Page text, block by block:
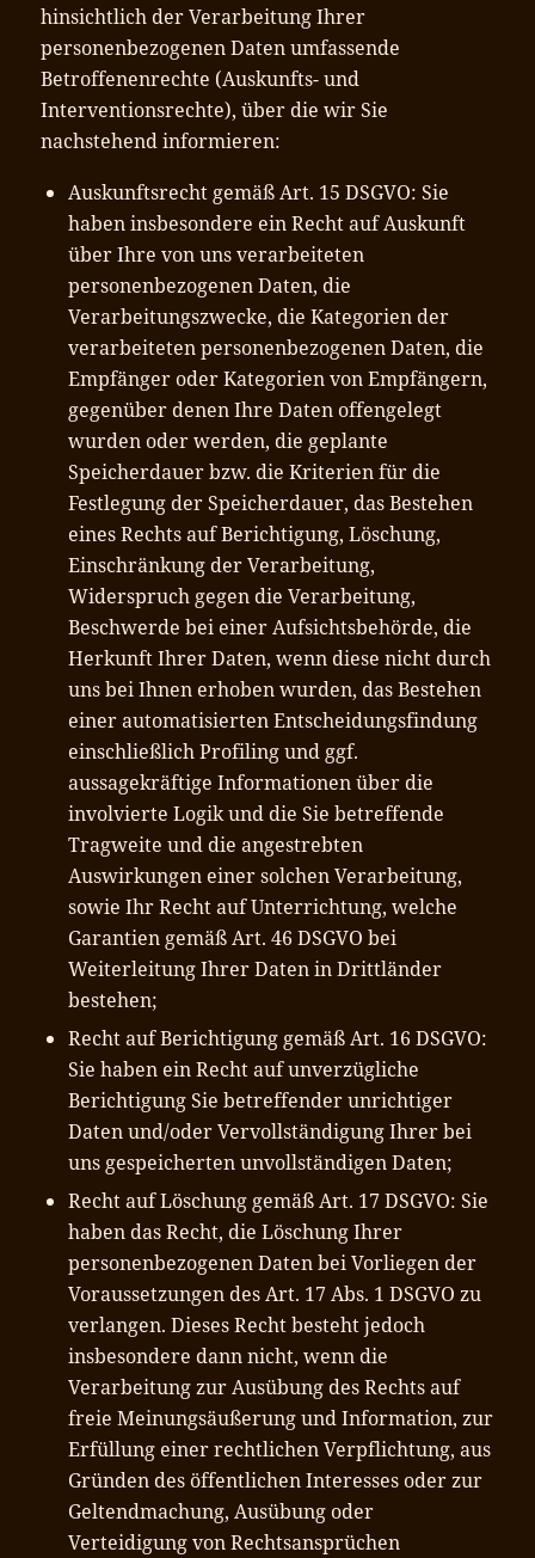
hinsichtlich der Verarbeitung Ihrer
personenbezogenen Daten umfassende
Betroffenenrechte (Auskunfts- und
Interventionsrechte), über die wir Sie
nachstehend informieren:
Auskunftsrecht gemäß Art. 15 DSGVO: Sie
haben insbesondere ein Recht auf Auskunft
über Ihre von uns verarbeiteten
personenbezogenen Daten, die
Verarbeitungszwecke, die Kategorien der
verarbeiteten personenbezogenen Daten, die
Empfänger oder Kategorien von Empfängern,
gegenüber denen Ihre Daten offengelegt
wurden oder werden, die geplante
Speicherdauer bzw. die Kriterien für die
Festlegung der Speicherdauer, das Bestehen
eines Rechts auf Berichtigung, Löschung,
Einschränkung der Verarbeitung,
Widerspruch gegen die Verarbeitung,
Beschwerde bei einer Aufsichtsbehörde, die
Herkunft Ihrer Daten, wenn diese nicht durch
uns bei Ihnen erhoben wurden, das Bestehen
einer automatisierten Entscheidungsfindung
einschließlich Profiling und ggf.
aussagekräftige Informationen über die
involvierte Logik und die Sie betreffende
Tragweite und die angestrebten
Auswirkungen einer solchen Verarbeitung,
sowie Ihr Recht auf Unterrichtung, welche
Garantien gemäß Art. 46 DSGVO bei
Weiterleitung Ihrer Daten in Drittländer
bestehen;
Recht auf Berichtigung gemäß Art. 16 DSGVO:
Sie haben ein Recht auf unverzügliche
Berichtigung Sie betreffender unrichtiger
Daten und/oder Vervollständigung Ihrer bei
uns gespeicherten unvollständigen Daten;
Recht auf Löschung gemäß Art. 17 DSGVO: Sie
haben das Recht, die Löschung Ihrer
personenbezogenen Daten bei Vorliegen der
Voraussetzungen des Art. 17 Abs. 1 DSGVO zu
verlangen. Dieses Recht besteht jedoch
insbesondere dann nicht, wenn die
Verarbeitung zur Ausübung des Rechts auf
freie Meinungsäußerung und Information, zur
Erfüllung einer rechtlichen Verpflichtung, aus
Gründen des öffentlichen Interesses oder zur
Geltendmachung, Ausübung oder
Verteidigung von Rechtsansprüchen